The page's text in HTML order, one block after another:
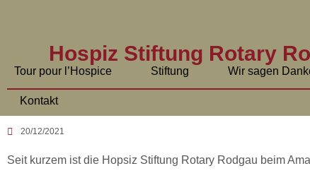
Tour pour l’Hospice Stiftung Wir sagen
Kontakt
Hospiz Stiftung Rotary
20/12/2021
Seit kurzem ist die Hopsiz Stiftung Rotary Rodgau beim